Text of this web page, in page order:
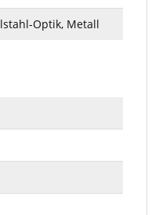
Optik, Metall